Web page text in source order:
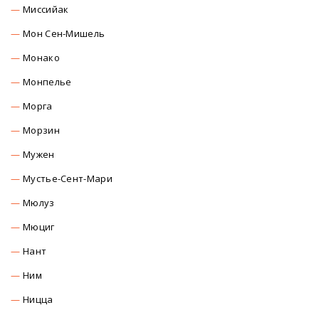
Миссийак
Мон Сен-Мишель
Монако
Монпелье
Морга
Морзин
Мужен
Мустье-Сент-Мари
Мюлуз
Мюциг
Нант
Ним
Ницца